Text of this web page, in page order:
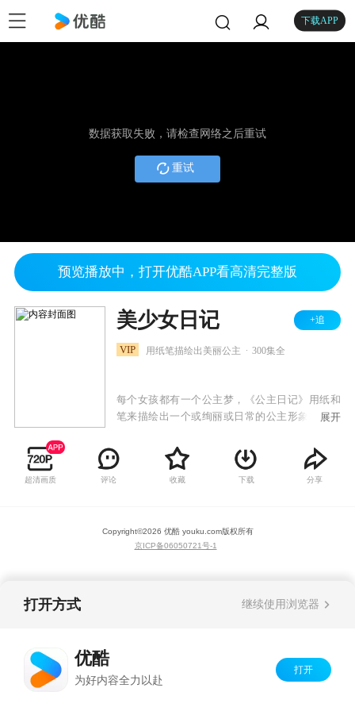
下载APP
数据获取失败，请检查网络之后重试
重试
预览播放中，打开优酷APP看高清完整版
美少女日记 +追
VIP 用纸笔描绘出美丽公主 300集全
每个女孩都有一个公主梦，《公主日记》用纸和
笔来描绘出一个或绚丽或日常的公主形象，每一
理解和接受。
展开
超清画质 评论 收藏 下载 分享
Copyright©2026 优酷 youku.com版权所有
京ICP备06050721号-1
打开方式 继续使用浏览器
优酷
为好内容全力以赴
打开